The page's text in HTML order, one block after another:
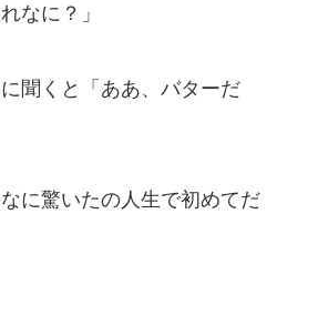
なに？」
聞くと「ああ、バターだ
に驚いたの人生で初めてだ